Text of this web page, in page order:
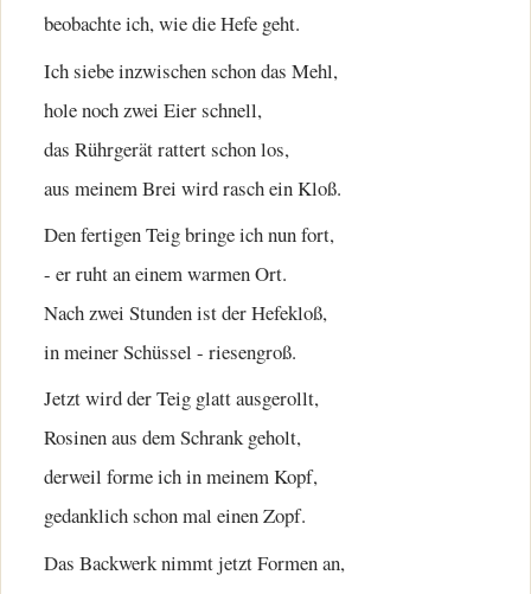
beobachte ich, wie die Hefe geht.
Ich siebe inzwischen schon das Mehl,
hole noch zwei Eier schnell,
das Rührgerät rattert schon los,
aus meinem Brei wird rasch ein Kloß.
Den fertigen Teig bringe ich nun fort,
- er ruht an einem warmen Ort.
Nach zwei Stunden ist der Hefekloß,
in meiner Schüssel - riesengroß.
Jetzt wird der Teig glatt ausgerollt,
Rosinen aus dem Schrank geholt,
derweil forme ich in meinem Kopf,
gedanklich schon mal einen Zopf.
Das Backwerk nimmt jetzt Formen an,